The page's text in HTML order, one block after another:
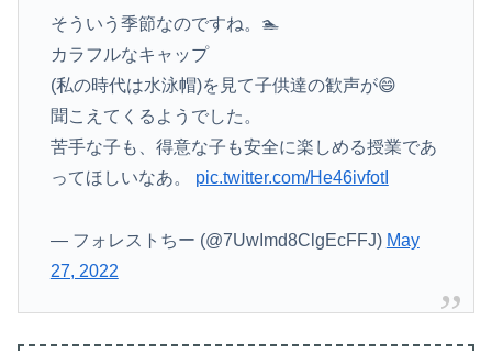
そういう季節なのですね。🏊
カラフルなキャップ
(私の時代は水泳帽)を見て子供達の歓声が😄
聞こえてくるようでした。
苦手な子も、得意な子も安全に楽しめる授業であ
ってほしいなあ。 pic.twitter.com/He46ivfotI
— フォレストちー (@7UwImd8ClgEcFFJ) May
27, 2022